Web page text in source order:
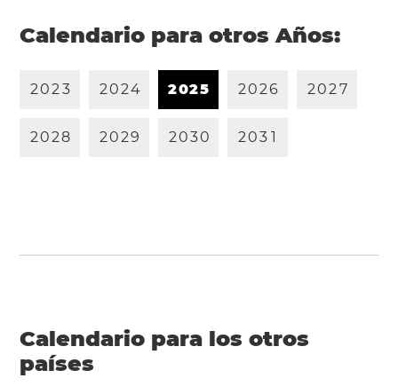
Calendario para otros Años:
2023 2024 2025 2026 2027
2028 2029 2030 203 1
Calendario para los otros
países